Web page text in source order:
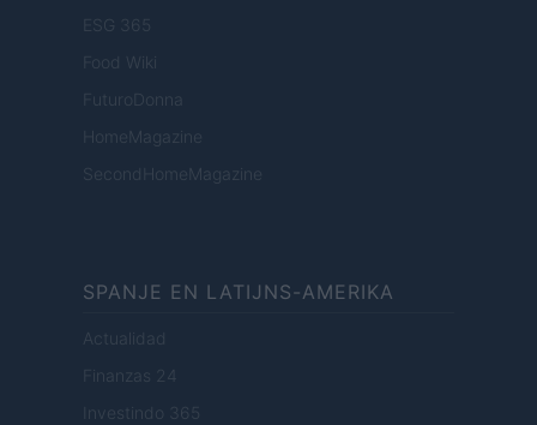
ESG 365
Food Wiki
FuturoDonna
HomeMagazine
SecondHomeMagazine
SPANJE EN LATIJNS-AMERIKA
Actualidad
Finanzas 24
Investindo 365